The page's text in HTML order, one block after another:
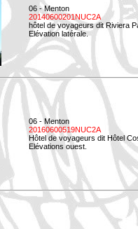
06 - Menton
20140600201NUC2A
hôtel de voyageurs dit Riviera
Elévation latérale.
06 - Menton
20160600519NUC2A
Hôtel de voyageurs dit Hôtel
Elévations ouest.